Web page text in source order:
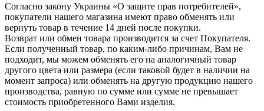
Согласно закону Украины «О защите прав потребителей»,
покупатели нашего магазина имеют право обменять или
вернуть товар в течение 14 дней после покупки.
Возврат или обмен товара производится за счет Покупателя.
Если полученный товар, по каким-либо причинам, Вам не
подходит, мы можем обменять его на аналогичный товар
другого цвета или размера (если таковой будет в наличии на
момент запроса) или обменять на другую продукцию нашего
производства, равную по сумме или сумме не превышает
стоимость приобретенного Вами изделия.